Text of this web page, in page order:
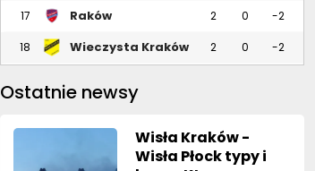
17
Raków
2 0 -2
18 Wieczysta Kraków 2 0 -2
Ostatnie newsy
Wisła Kraków -
Wisła Płock typy i